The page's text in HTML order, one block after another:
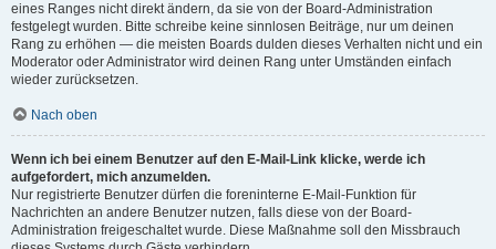
eines Ranges nicht direkt ändern, da sie von der Board-Administration
festgelegt wurden. Bitte schreibe keine sinnlosen Beiträge, nur um deinen
Rang zu erhöhen — die meisten Boards dulden dieses Verhalten nicht und ein
Moderator oder Administrator wird deinen Rang unter Umständen einfach
wieder zurücksetzen.
Nach oben
Wenn ich bei einem Benutzer auf den E-Mail-Link klicke, werde ich
aufgefordert, mich anzumelden.
Nur registrierte Benutzer dürfen die foreninterne E-Mail-Funktion für
Nachrichten an andere Benutzer nutzen, falls diese von der Board-
Administration freigeschaltet wurde. Diese Maßnahme soll den Missbrauch